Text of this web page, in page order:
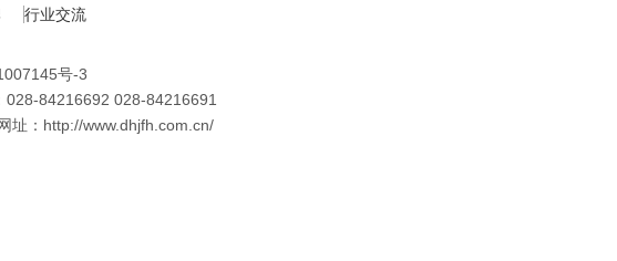
行业交流
号-3
028-84216692 028-84216691
址： http://www.dhjfh.com.cn/